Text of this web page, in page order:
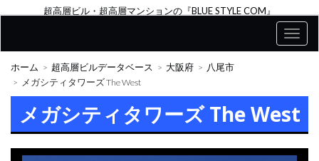
超高層ビル・超高層マンションの『BLUE STYLE COM』
ホーム 超高層ビルデータベース 大阪府
八尾市
メガシティタワーズ The West
メガシティタワーズ The West